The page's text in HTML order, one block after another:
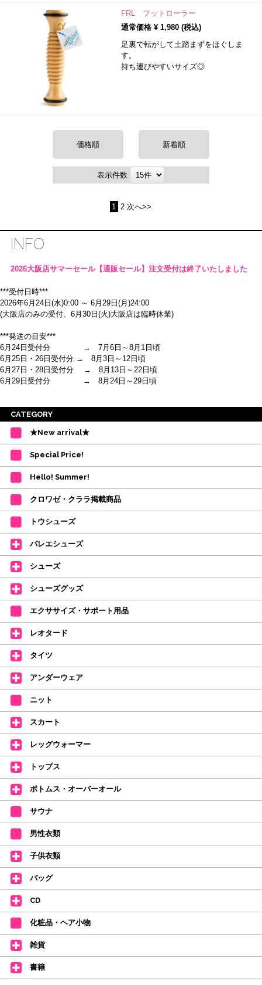
FRL フットローラー
通常価格 ¥ 1,980(税込)
足裏で転がして土踏まずをほぐしま
す。
持ち運びやすいサイズ◎
価格順 新着順
表示件数
1 2 次へ>>
INFO
2026大阪店サマーセール【通販セール】注文受付は終了いたしました
***受付日時***
2026年6月24日(水)0:00 ～ 6月29日(月)24:00
(大阪店のみの受付、6月30日(火)大阪店は臨時休業)
***発送の目安***
6月24日受付分 → 7月6日～8月1日頃
6月25日・26日受付分 → 8月3日～12日頃
6月27日・28日受付分 → 8月13日～22日頃
6月29日受付分 → 8月24日～29日頃
※ご注意
間を目安として下さい。
(目安は多少ずれこむ場合がございます。)
・在庫の確保は発送の直前に行います。カートに入れて注文完了となって
も、商品の確保はされておりません。
ご注文商品が在庫切れの場合は、上記お目安の頃にご連絡させていただき
ます。
カード決済をされたお客様は決済金額の変更をさせていただきます。
【ミルバ×たけいみき】オリジナルタオルが新登場!
レッスンのお供にはもちろん、毎日の持ち歩きやギフトにもぴったりのミル
バオリジナルタオルです。
たけいみきさんが描く「夢かわいい」バレエイラストが、そのままタオルに
なりました。
デラロミラノ2026コレクションの販売を開始しました☆
↑ご購入頂いたお客様に、デラロミラノのロゴ入りボールペンをプレゼント
中。
(お一人様1本限りになります)
価格改定のお知らせ
2026年4月1日よりシューズ全般、衣類など商品を値上げしました。
何卒ご理解いただけますようお願い申し上げます
【シューズのフィッティングについて】
全店、ご予約不要です(18:30まで)。タイツ・ソックス・トウパッドを
持参してください。
【ミルバ インスタグラム】←ここをクリック♪
皆さまのダンスライフをサポートできるようなさまざまな商品をご紹介して
おります。
【新商品はこちらから】 ←ここをクリック♪
CATEGORY
★New arrival★
Special Price!
Hello! Summer!
クロワゼ・クララ掲載商品
トウシューズ
バレエシューズ
シューズ
シューズグッズ
エクササイズ・サポート用品
レオタード
タイツ
アンダーウェア
ニット
スカート
レッグウォーマー
トップス
ボトムス・オーバーオール
サウナ
男性衣類
子供衣類
バッグ
CD
化粧品・ヘア小物
雑貨
書籍